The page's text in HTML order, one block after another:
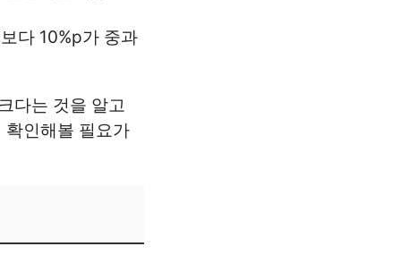
다 10%p가 중과
다는 것을 알고
확인해볼 필요가